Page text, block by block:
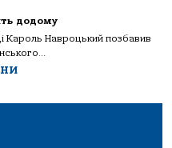
додому
Кароль Навроцький позбавив